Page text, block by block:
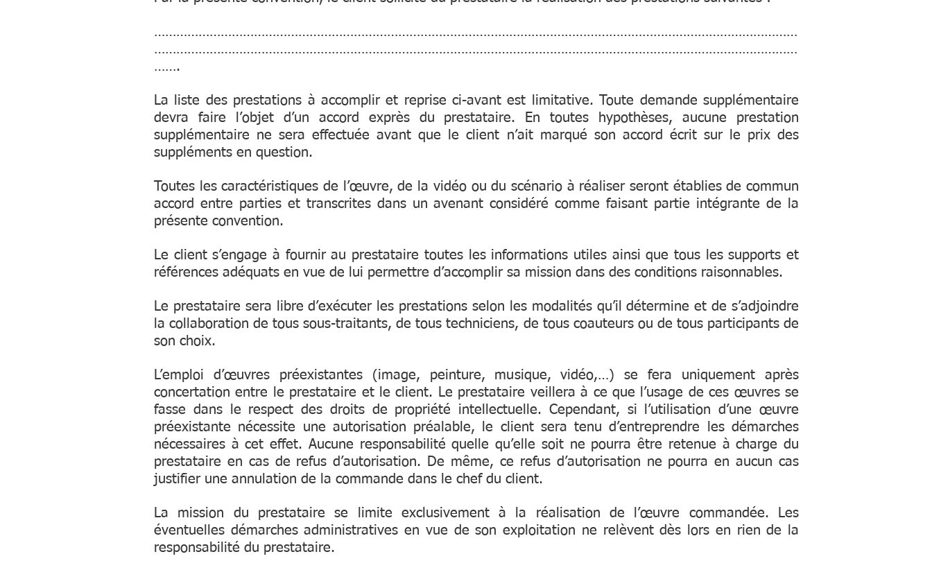
…………………………………………………………………………………………………………………………………………………………
…………………………………………………………………………………………………………………………………………………………
…….
La liste des prestations à accomplir et reprise ci-avant est limitative. Toute demande supplémentaire
devra faire l’objet d’un accord exprès du prestataire. En toutes hypothèses, aucune prestation
supplémentaire ne sera effectuée avant que le client n’ait marqué son accord écrit sur le prix des
suppléments en question.
Toutes les caractéristiques de l’œuvre, de la vidéo ou du scénario à réaliser seront établies de commun
accord entre parties et transcrites dans un avenant considéré comme faisant partie intégrante de la
présente convention.
Le client s’engage à fournir au prestataire toutes les informations utiles ainsi que tous les supports et
références adéquats en vue de lui permettre d’accomplir sa mission dans des conditions raisonnables.
Le prestataire sera libre d’exécuter les prestations selon les modalités qu’il détermine et de s’adjoindre
la collaboration de tous sous-traitants, de tous techniciens, de tous coauteurs ou de tous participants de
son choix.
L’emploi d’œuvres préexistantes (image, peinture, musique, vidéo,…) se fera uniquement après
concertation entre le prestataire et le client. Le prestataire veillera à ce que l’usage de ces œuvres se
fasse dans le respect des droits de propriété intellectuelle. Cependant, si l’utilisation d’une œuvre
préexistante nécessite une autorisation préalable, le client sera tenu d’entreprendre les démarches
nécessaires à cet effet. Aucune responsabilité quelle qu’elle soit ne pourra être retenue à charge du
prestataire en cas de refus d’autorisation. De même, ce refus d’autorisation ne pourra en aucun cas
justifier une annulation de la commande dans le chef du client.
La mission du prestataire se limite exclusivement à la réalisation de l’œuvre commandée. Les
éventuelles démarches administratives en vue de son exploitation ne relèvent dès lors en rien de la
responsabilité du prestataire.